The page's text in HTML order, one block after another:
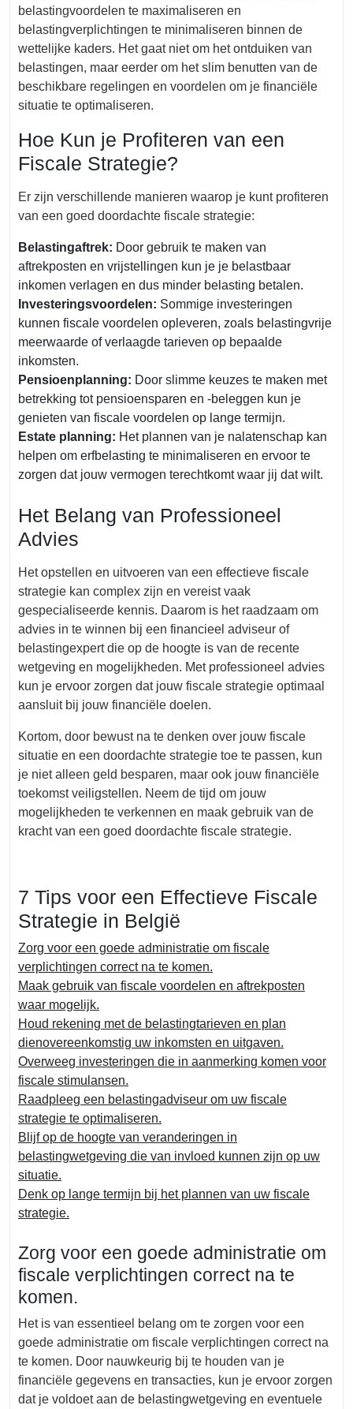
belastingvoordelen te maximaliseren en
belastingverplichtingen te minimaliseren binnen de
wettelijke kaders. Het gaat niet om het ontduiken van
belastingen, maar eerder om het slim benutten van de
beschikbare regelingen en voordelen om je financiële
situatie te optimaliseren.
Hoe Kun je Profiteren van een
Fiscale Strategie?
Er zijn verschillende manieren waarop je kunt profiteren
van een goed doordachte fiscale strategie:
Belastingaftrek: Door gebruik te maken van
aftrekposten en vrijstellingen kun je je belastbaar
inkomen verlagen en dus minder belasting betalen.
Investeringsvoordelen: Sommige investeringen
kunnen fiscale voordelen opleveren, zoals belastingvrije
meerwaarde of verlaagde tarieven op bepaalde
inkomsten.
Pensioenplanning: Door slimme keuzes te maken met
betrekking tot pensioensparen en -beleggen kun je
genieten van fiscale voordelen op lange termijn.
Estate planning: Het plannen van je nalatenschap kan
helpen om erfbelasting te minimaliseren en ervoor te
zorgen dat jouw vermogen terechtkomt waar jij dat wilt.
Het Belang van Professioneel
Advies
Het opstellen en uitvoeren van een effectieve fiscale
strategie kan complex zijn en vereist vaak
gespecialiseerde kennis. Daarom is het raadzaam om
advies in te winnen bij een financieel adviseur of
belastingexpert die op de hoogte is van de recente
wetgeving en mogelijkheden. Met professioneel advies
kun je ervoor zorgen dat jouw fiscale strategie optimaal
aansluit bij jouw financiële doelen.
Kortom, door bewust na te denken over jouw fiscale
situatie en een doordachte strategie toe te passen, kun
je niet alleen geld besparen, maar ook jouw financiële
toekomst veiligstellen. Neem de tijd om jouw
mogelijkheden te verkennen en maak gebruik van de
kracht van een goed doordachte fiscale strategie.
7 Tips voor een Effectieve Fiscale
Strategie in België
Zorg voor een goede administratie om fiscale
verplichtingen correct na te komen.
Maak gebruik van fiscale voordelen en aftrekposten
waar mogelijk.
Houd rekening met de belastingtarieven en plan
dienovereenkomstig uw inkomsten en uitgaven.
Overweeg investeringen die in aanmerking komen voor
fiscale stimulansen.
Raadpleeg een belastingadviseur om uw fiscale
strategie te optimaliseren.
Blijf op de hoogte van veranderingen in
belastingwetgeving die van invloed kunnen zijn op uw
situatie.
Denk op lange termijn bij het plannen van uw fiscale
strategie.
Zorg voor een goede administratie om
fiscale verplichtingen correct na te
komen.
Het is van essentieel belang om te zorgen voor een
goede administratie om fiscale verplichtingen correct na
te komen. Door nauwkeurig bij te houden van je
financiële gegevens en transacties, kun je ervoor zorgen
dat je voldoet aan de belastingwetgeving en eventuele